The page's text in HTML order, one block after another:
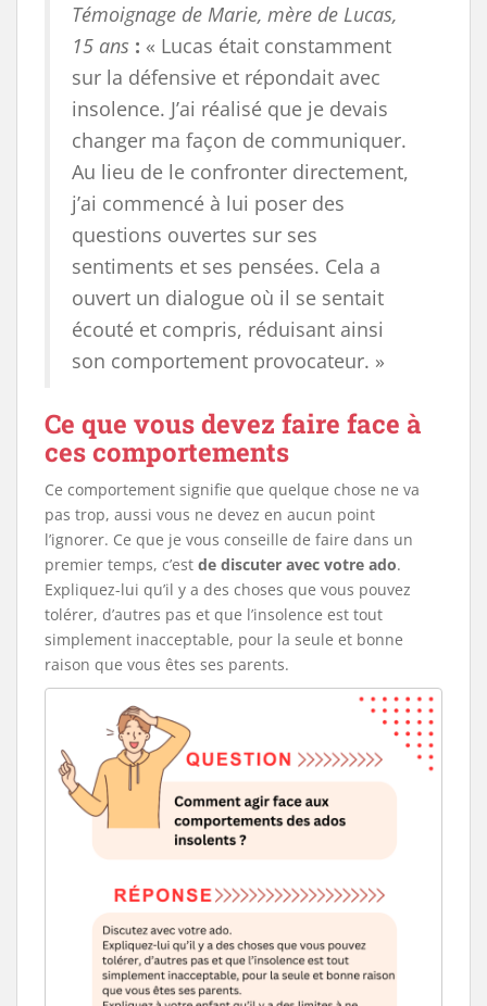
Témoignage de Marie, mère de Lucas,
15 ans : « Lucas était constamment
sur la défensive et répondait avec
insolence. J’ai réalisé que je devais
changer ma façon de communiquer.
Au lieu de le confronter directement,
j’ai commencé à lui poser des
questions ouvertes sur ses
sentiments et ses pensées. Cela a
ouvert un dialogue où il se sentait
écouté et compris, réduisant ainsi
son comportement provocateur. »
Ce que vous devez faire face à
ces comportements
Ce comportement signifie que quelque chose ne va
pas trop, aussi vous ne devez en aucun point
l’ignorer. Ce que je vous conseille de faire dans un
premier temps, c’est de discuter avec votre ado.
Expliquez-lui qu’il y a des choses que vous pouvez
tolérer, d’autres pas et que l’insolence est tout
simplement inacceptable, pour la seule et bonne
raison que vous êtes ses parents.